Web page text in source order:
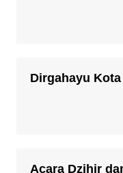
Dirgahayu
Acara Dzihir